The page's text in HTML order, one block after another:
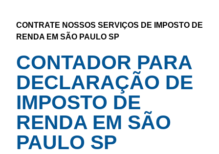
CONTRATE NOSSOS SERVIÇOS DE IMPOSTO DE
RENDA EM SÃO PAULO SP
CONTADOR PARA
DECLARAÇÃO DE
IMPOSTO DE
RENDA EM SÃO
PAULO SP